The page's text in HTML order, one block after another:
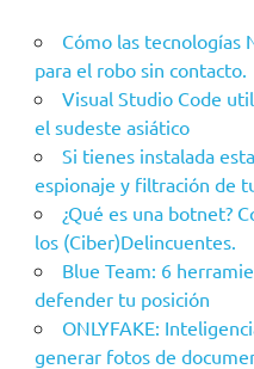
Cómo las tecnologías
para el robo sin contacto.
Visual Studio Code
el sudeste asiático
Si tienes instalada
espionaje y filtración de
¿Qué es una botnet?
los (Ciber)Delincuentes.
Blue Team: 6
defender tu posición
ONLYFAKE:
generar fotos de